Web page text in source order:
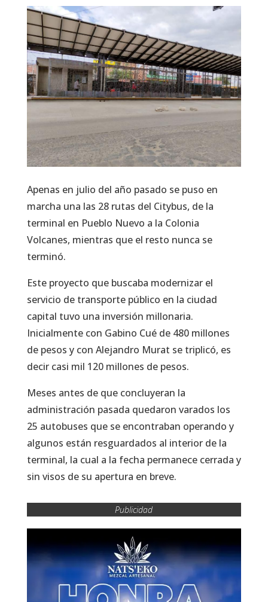
Apenas en julio del año pasado se puso en
marcha una las 28 rutas del Citybus, de la
terminal en Pueblo Nuevo a la Colonia
Volcanes, mientras que el resto nunca se
terminó.
Este proyecto que buscaba modernizar el
servicio de transporte público en la ciudad
capital tuvo una inversión millonaria.
Inicialmente con Gabino Cué de 480 millones
de pesos y con Alejandro Murat se triplicó, es
decir casi mil 120 millones de pesos.
Meses antes de que concluyeran la
administración pasada quedaron varados los
25 autobuses que se encontraban operando y
algunos están resguardados al interior de la
terminal, la cual a la fecha permanece cerrada y
sin visos de su apertura en breve.
Publicidad